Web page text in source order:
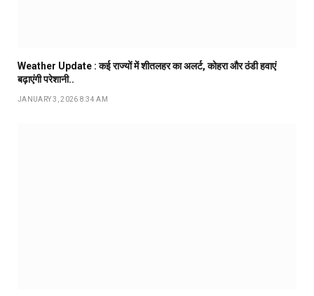
Weather Update : कई राज्यों में शीतलहर का अलर्ट, कोहरा और ठंडी हवाएं
बढ़ाएंगी परेशानी..
JANUARY 3, 2026 8:34 AM